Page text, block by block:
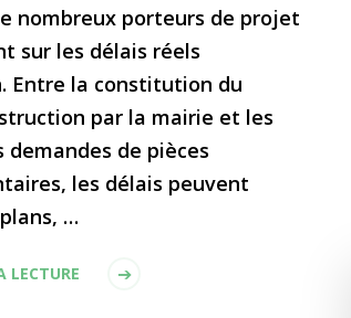
nombreux porteurs de projet
sur les délais réels
Entre la constitution du
par la mairie et les
demandes de pièces
les délais peuvent
…
LECTURE